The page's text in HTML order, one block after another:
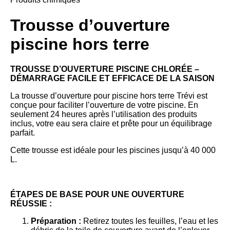
Trousse d’ouverture
piscine hors terre
TROUSSE D’OUVERTURE PISCINE CHLORÉE –
DÉMARRAGE FACILE ET EFFICACE DE LA SAISON
La trousse d’ouverture pour piscine hors terre Trévi est
conçue pour faciliter l’ouverture de votre piscine. En
seulement 24 heures après l’utilisation des produits
inclus, votre eau sera claire et prête pour un équilibrage
parfait.
Cette trousse est idéale pour les piscines jusqu’à 40 000
L.
ÉTAPES DE BASE POUR UNE OUVERTURE
RÉUSSIE :
Préparation : Retirez toutes les feuilles, l’eau et les